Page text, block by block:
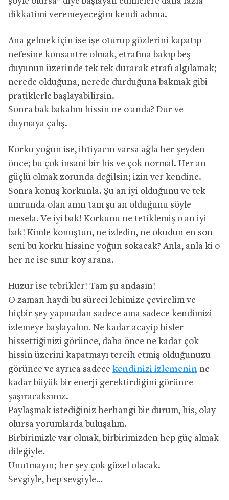
dikkatimi veremeyeceğim kendi adıma.
Ana gelmek için ise işe oturup gözlerini kapatıp
nefesine konsantre olmak, etrafına bakıp beş
duyunun üzerinde tek tek durarak etrafı algılamak;
nerede olduğuna, nerede durduğuna bakmak gibi
pratiklerle başlayabilirsin.
Sonra bak bakalım hissin ne o anda? Dur ve
duymaya çalış.
Korku yoğun ise, ihtiyacın varsa ağla her şeyden
önce; bu çok insani bir his ve çok normal. Her an
güçlü olmak zorunda değilsin; izin ver kendine.
Sonra konuş korkunla. Şu an iyi olduğunu ve tek
umrunda olan anın tam şu an olduğunu söyle
mesela. Ve iyi bak! Korkunu ne tetiklemiş o an iyi
bak! Kimle konuştun, ne izledin, ne okudun en son
seni bu korku hissine yoğun sokacak? Anla, anla ki o
her ne ise sınır koy arana.
Huzur ise tebrikler! Tam şu andasın!
O zaman haydi bu süreci lehimize çevirelim ve
hiçbir şey yapmadan sadece ama sadece kendimizi
izlemeye başlayalım. Ne kadar acayip hisler
hissettiğinizi görünce, daha önce ne kadar çok
hissin üzerini kapatmayı tercih etmiş olduğunuzu
görünce ve ayrıca sadece kendinizi izlemenin ne
kadar büyük bir enerji gerektirdiğini görünce
şaşıracaksınız.
Paylaşmak istediğiniz herhangi bir durum, his, olay
olursa yorumlarda buluşalım.
Birbirimizle var olmak, birbirimizden hep güç almak
dileğiyle.
Unutmayın; her şey çok güzel olacak.
Sevgiyle, hep sevgiyle…